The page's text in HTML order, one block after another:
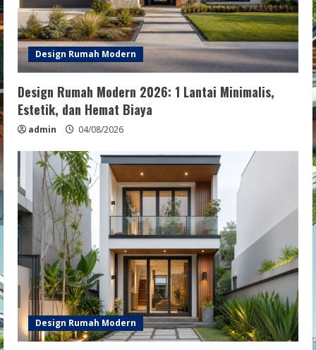
Design Rumah Modern
Design Rumah Modern 2026: 1 Lantai Minimalis,
Estetik, dan Hemat Biaya
admin 04/08/2026
Design Rumah Modern